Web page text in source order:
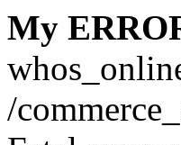
My
/